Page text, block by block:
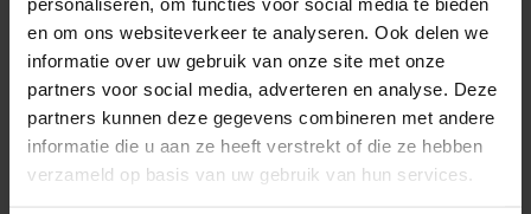
en om ons websiteverkeer te analyseren. Ook delen we
informatie over uw gebruik van onze site met onze
partners voor social media, adverteren en analyse. Deze
partners kunnen deze gegevens combineren met andere
informatie die u aan ze heeft verstrekt of die ze hebben
verzameld op basis van uw gebruik van hun services.